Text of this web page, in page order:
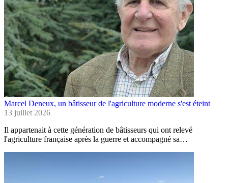
Marcel Deneux, un bâtisseur de l'agriculture moderne s'est éteint
13 juillet 2026
Il appartenait à cette génération de bâtisseurs qui ont relevé
l'agriculture française après la guerre et accompagné sa…